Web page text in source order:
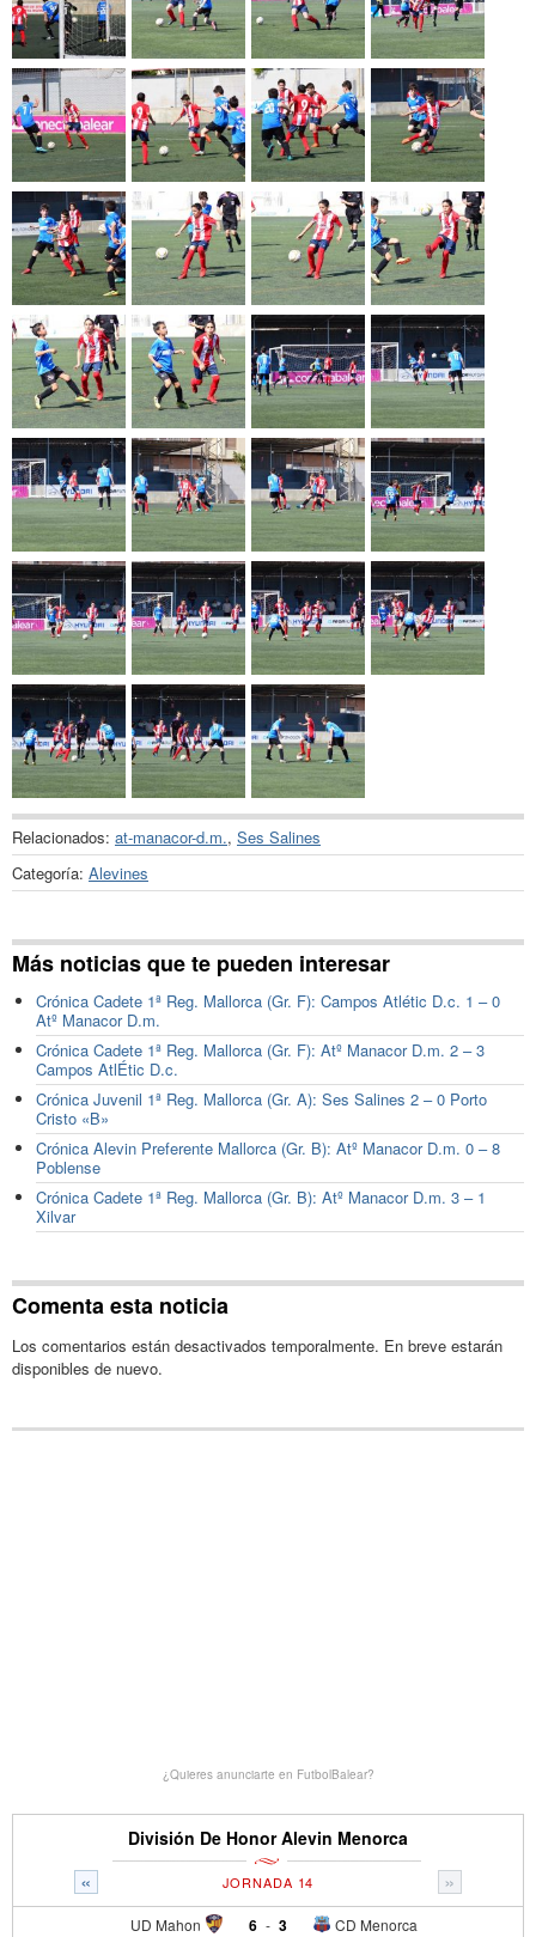
Relacionados: at-manacor-d.m., Ses Salines
Categoría: Alevines
Más noticias que te pueden interesar
Crónica Cadete 1ª Reg. Mallorca (Gr. F): Campos Atlétic D.c. 1 – 0
Atº Manacor D.m.
Crónica Cadete 1ª Reg. Mallorca (Gr. F): Atº Manacor D.m. 2 – 3
Campos AtlÉtic D.c.
Crónica Juvenil 1ª Reg. Mallorca (Gr. A): Ses Salines 2 – 0 Porto
Cristo «B»
Crónica Alevin Preferente Mallorca (Gr. B): Atº Manacor D.m. 0 – 8
Poblense
Crónica Cadete 1ª Reg. Mallorca (Gr. B): Atº Manacor D.m. 3 – 1
Xilvar
Comenta esta noticia
Los comentarios están desactivados temporalmente. En breve estarán
disponibles de nuevo.
¿Quieres anunciarte en FutbolBalear?
División De Honor Alevin Menorca
« »
JORNADA 14
UD Mahon 6 - CD Menorca
3